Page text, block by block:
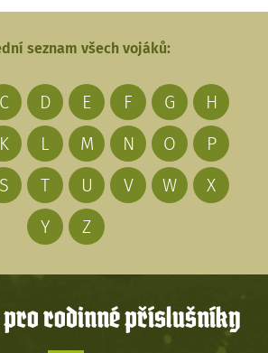
seznam všech vojáků:
C D E F G
H
K L M N O
P
S T U V W
X
Y
Z
rodinné příslušníky